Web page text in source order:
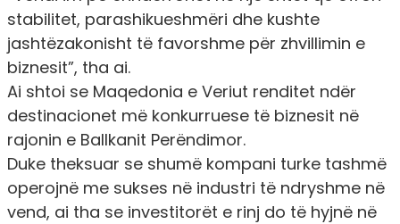
stabilitet, parashikueshmëri dhe kushte
jashtëzakonisht të favorshme për zhvillimin e
biznesit”, tha ai.
Ai shtoi se Maqedonia e Veriut renditet ndër
destinacionet më konkurruese të biznesit në
rajonin e Ballkanit Perëndimor.
Duke theksuar se shumë kompani turke tashmë
operojnë me sukses në industri të ndryshme në
vend, ai tha se investitorët e rinj do të hyjnë në